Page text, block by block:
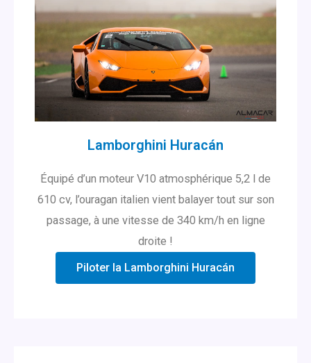
Lamborghini Huracán
Équipé d’un moteur V10 atmosphérique 5,2 l de
610 cv, l’ouragan italien vient balayer tout sur son
passage, à une vitesse de 340 km/h en ligne
droite !
Piloter la Lamborghini Huracán